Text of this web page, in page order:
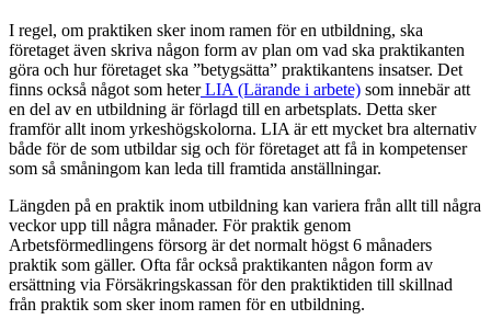
I regel, om praktiken sker inom ramen för en utbildning, ska
företaget även skriva någon form av plan om vad ska praktikanten
göra och hur företaget ska ”betygsätta” praktikantens insatser. Det
finns också något som heterLIA (Lärande i arbete) som innebär att
en del av en utbildning är förlagd till en arbetsplats. Detta sker
framför allt inom yrkeshögskolorna. LIA är ett mycket bra alternativ
både för de som utbildar sig och för företaget att få in kompetenser
som så småningom kan leda till framtida anställningar.
Längden på en praktik inom utbildning kan variera från allt till några
veckor upp till några månader. För praktik genom
Arbetsförmedlingens försorg är det normalt högst 6 månaders
praktik som gäller. Ofta får också praktikanten någon form av
ersättning via Försäkringskassan för den praktiktiden till skillnad
från praktik som sker inom ramen för en utbildning.